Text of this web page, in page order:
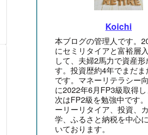
Koichi
本ブログの管理人です。
にセミリタイアと富裕層
して、夫婦2馬力で資産形
す。投資歴約4年でまだ
です。マネーリテラシー
に2022年6月FP3級取得し
次はFP2級を勉強中です
ーリーリタイア、投資、
学、ふるさと納税を中心
いております。